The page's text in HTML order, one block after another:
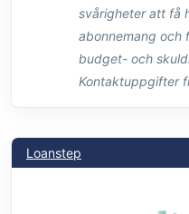
svårigheter att få hyra
abonnemang och
budget- och
Kontaktuppgifter
Loanstep